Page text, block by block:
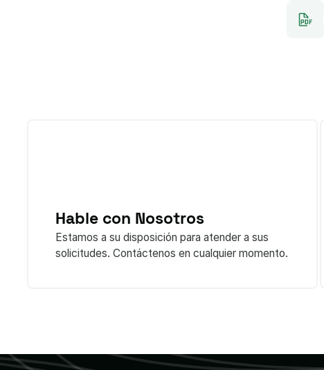
Hable con Nosotros
Estamos a su disposición para atender a sus
solicitudes. Contáctenos en cualquier momento.